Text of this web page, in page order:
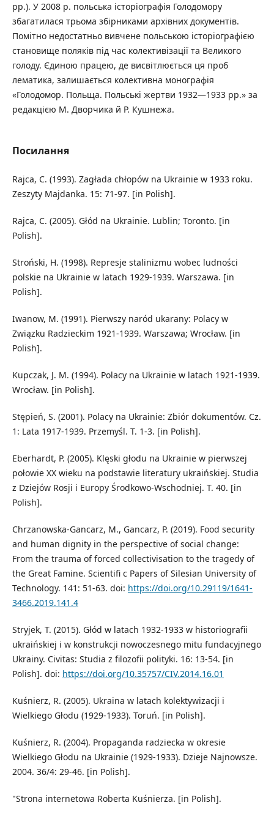
рр.). У 2008 р. польська історіографія Голодомору
збагатилася трьома збірниками архівних документів.
Помітно недостатньо вивчене польською історіографією
становище поляків під час колективізації та Великого
голоду. Єдиною працею, де висвітлюється ця проб
лематика, залишається колективна монографія
«Голодомор. Польща. Польські жертви 1932—1933 рр.» за
редакцією М. Дворчика й Р. Кушнежа.
Посилання
Rajca, C. (1993). Zagłada chłopów na Ukrainie w 1933 roku.
Zeszyty Majdanka. 15: 71-97. [in Polish].
Rajca, C. (2005). Głód na Ukrainie. Lublin; Toronto. [in
Polish].
Stroński, H. (1998). Represje stalinizmu wobec ludności
polskie na Ukrainie w latach 1929-1939. Warszawa. [in
Polish].
Iwanow, M. (1991). Pierwszy naród ukarany: Polacy w
Związku Radzieckim 1921-1939. Warszawa; Wrocław. [in
Polish].
Kupczak, J. M. (1994). Polacy na Ukrainie w latach 1921-1939.
Wrocław. [in Polish].
Stępień, S. (2001). Polacy na Ukrainie: Zbiór dokumentów. Cz.
1: Lata 1917-1939. Przemyśl. T. 1-3. [in Polish].
Eberhardt, P. (2005). Klęski głodu na Ukrainie w pierwszej
połowie XX wieku na podstawie literatury ukraińskiej. Studia
z Dziejów Rosji i Europy Środkowo-Wschodniej. T. 40. [in
Polish].
Chrzanowska-Gancarz, M., Gancarz, P. (2019). Food security
and human dignity in the perspective of social change:
From the trauma of forced collectivisation to the tragedy of
the Great Famine. Scientifi c Papers of Silesian University of
Technology. 141: 51-63. doi: https://doi.org/10.29119/1641-
3466.2019.141.4
Stryjek, T. (2015). Głód w latach 1932-1933 w historiografii
ukraińskiej i w konstrukcji nowoczesnego mitu fundacyjnego
Ukrainy. Civitas: Studia z filozofii polityki. 16: 13-54. [in
Polish]. doi: https://doi.org/10.35757/CIV.2014.16.01
Kuśnierz, R. (2005). Ukraina w latach kolektywizacji i
Wielkiego Głodu (1929-1933). Toruń. [in Polish].
Kuśnierz, R. (2004). Propaganda radziecka w okresie
Wielkiego Głodu na Ukrainie (1929-1933). Dzieje Najnowsze.
2004. 36/4: 29-46. [in Polish].
"Strona internetowa Roberta Kuśnierza. [in Polish].